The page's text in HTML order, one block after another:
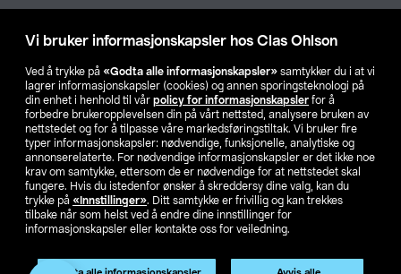
Vi bruker informasjonskapsler hos Clas Ohlson
Ved å trykke på «Godta alle informasjonskapsler» samtykker du i at vi
lagrer informasjonskapsler (cookies) og annen sporingsteknologi på
din enhet i henhold til vår policy for informasjonskapsler for å
forbedre brukeropplevelsen din på vårt nettsted, analysere bruken av
nettstedet og for å tilpasse våre markedsføringstiltak. Vi bruker fire
typer informasjonskapsler: nødvendige, funksjonelle, analytiske og
annonserelaterte. For nødvendige informasjonskapsler er det ikke noe
krav om samtykke, ettersom de er nødvendige for at nettstedet skal
fungere. Hvis du istedenfor ønsker å skreddersy dine valg, kan du
trykke på «Innstillinger». Ditt samtykke er frivillig og kan trekkes
tilbake når som helst ved å endre dine innstillinger for
informasjonskapsler eller kontakte oss for veiledning.
Produktet har utgått
Våre selskaper
Finn din butikk
SE NO FI
Endre til priser ekskl. moms